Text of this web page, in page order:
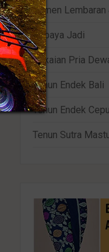
Kamen Lembaran
Kebaya Jadi
Pakaian Pria
Tenun Endek Bali
Tenun Endek
Tenun Sutra